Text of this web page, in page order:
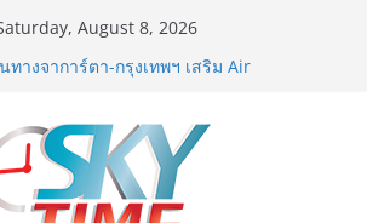
August 8, 2026
ที่ยวบินปฐมฤกษ์สายการบิน TransNusa
แรก 6 สิงหาคมนี้
จับมือ รพ.กรุงเทพสิริโรจน์ ยกระดับ
ารแพทย์-เวชศาสตร์ป้องกัน สู่ศูนย์กลางภาค